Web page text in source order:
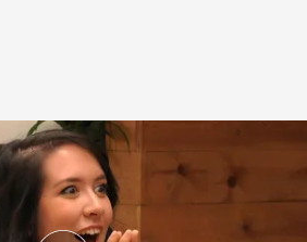
de su cita.'First Dates'
- 22:12h.